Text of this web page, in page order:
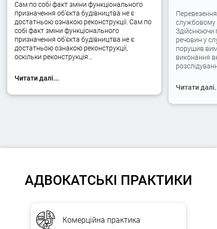
Сам по собі факт зміни функціонального
призначення об’єкта будівництва не є
достатньою ознакою реконструкції. Сам по
собі факт зміни функціонального
призначення об’єкта будівництва не є
достатньою ознакою реконструкції,
оскільки реконструкція…
Читати далі...
службовому
Здійснюючи
речовин у
порушив
виконання
Читати
АДВОКАТСЬКІ ПРАКТИКИ
Комерційна практика